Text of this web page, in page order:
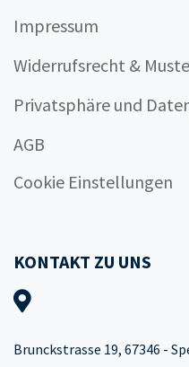
Impressum
Widerrufsrecht &
Privatsphäre und
AGB
Cookie Einstellungen
KONTAKT ZU UNS
Brunckstrasse 19, 67346 -